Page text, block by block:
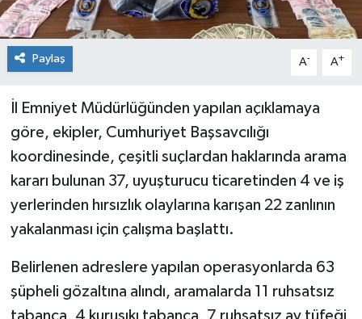
Paylaş A- A+
İl Emniyet Müdürlüğünden yapılan açıklamaya
göre, ekipler, Cumhuriyet Başsavcılığı
koordinesinde, çeşitli suçlardan haklarında arama
kararı bulunan 37, uyuşturucu ticaretinden 4 ve iş
yerlerinden hırsızlık olaylarına karışan 22 zanlının
yakalanması için çalışma başlattı.
Belirlenen adreslere yapılan operasyonlarda 63
şüpheli gözaltına alındı, aramalarda 11 ruhsatsız